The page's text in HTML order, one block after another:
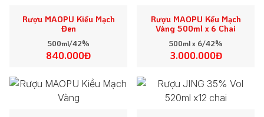
Rượu MAOPU Kiều Mạch
Đen
500ml/42%
840.000Đ
Rượu MAOPU Kều Mạch
Vàng 500ml x 6 Chai
500ml x 6/42%
3.000.000Đ